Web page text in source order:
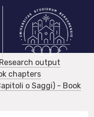
output
chapters
o Saggi) - Book